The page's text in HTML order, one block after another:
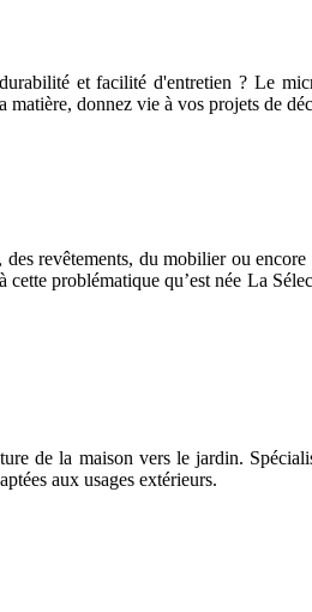
et facilité d'entretien ? Le
donnez vie à vos projets de
revêtements, du mobilier ou encore
problématique qu’est née La
de la maison vers le jardin.
aux usages extérieurs.